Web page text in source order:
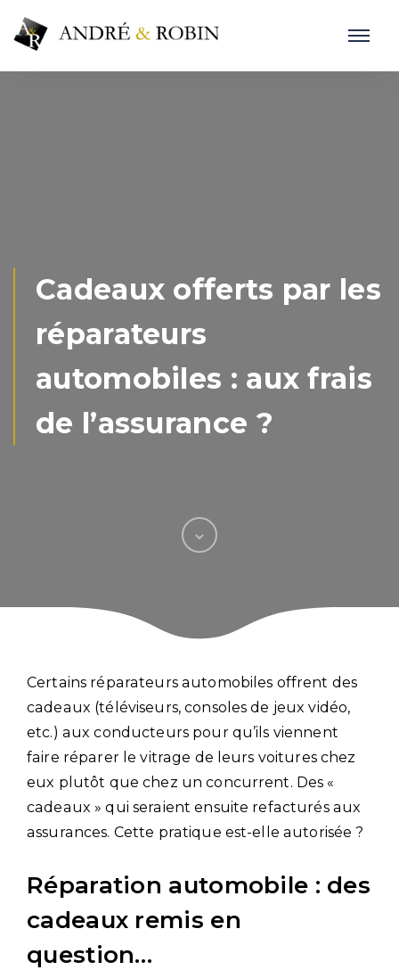
Cadeaux offerts par les
réparateurs
automobiles : aux frais
de l’assurance ?
Certains réparateurs automobiles offrent des
cadeaux (téléviseurs, consoles de jeux vidéo,
etc.) aux conducteurs pour qu’ils viennent
faire réparer le vitrage de leurs voitures chez
eux plutôt que chez un concurrent. Des «
cadeaux » qui seraient ensuite refacturés aux
assurances. Cette pratique est-elle autorisée ?
Réparation automobile : des
cadeaux remis en
question…